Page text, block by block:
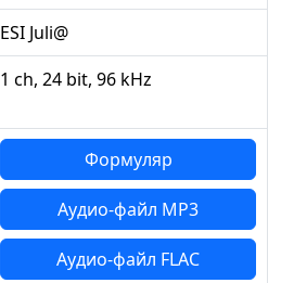
ESI Juli@
1 ch, 24 bit, 96 kHz
Формуляр
Аудио-файл MP3
Аудио-файл FLAC